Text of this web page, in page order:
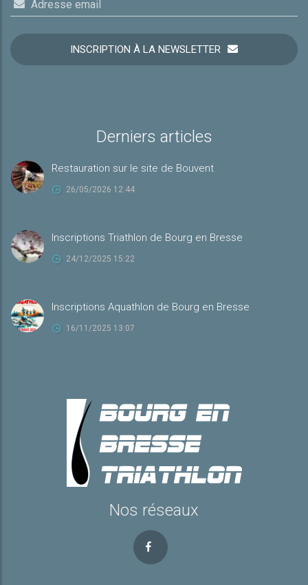
Adresse email
INSCRIPTION À LA NEWSLETTER
Derniers articles
Restauration sur le site de Bouvent
26/05/2026 12:44
Inscriptions Triathlon de Bourg en Bresse
24/12/2025 15:22
Inscriptions Aquathlon de Bourg en Bresse
16/11/2025 13:07
Nos réseaux